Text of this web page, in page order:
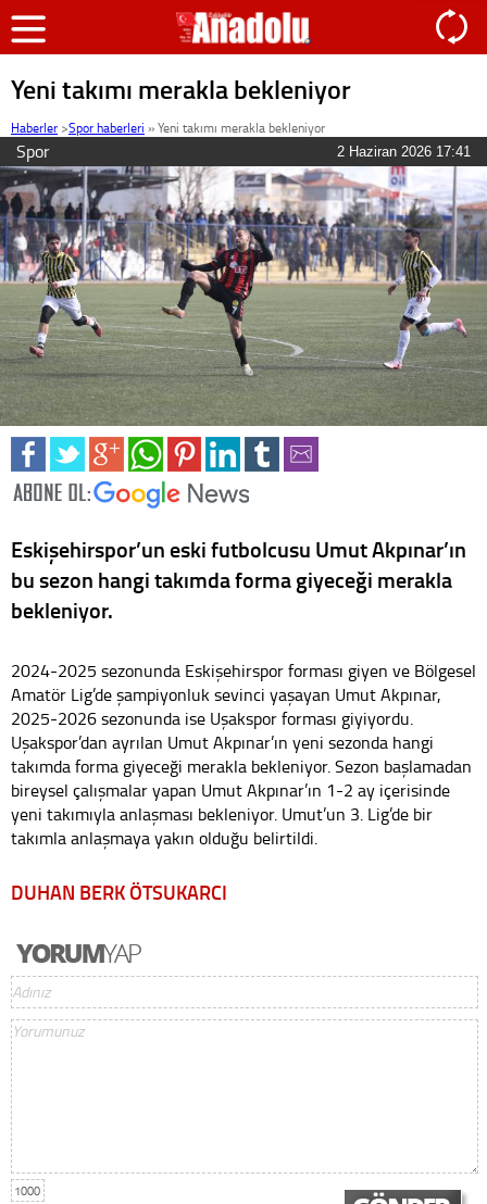
Yeni takımı merakla bekleniyor
Haberler >Spor haberleri »Yeni takımı merakla bekleniyor
Spor 2 Haziran 2026 17:41
Eskişehirspor’un eski futbolcusu Umut Akpınar’ın
bu sezon hangi takımda forma giyeceği merakla
bekleniyor.
2024-2025 sezonunda Eskişehirspor forması giyen ve Bölgesel
Amatör Lig’de şampiyonluk sevinci yaşayan Umut Akpınar,
2025-2026 sezonunda ise Uşakspor forması giyiyordu.
Uşakspor’dan ayrılan Umut Akpınar’ın yeni sezonda hangi
takımda forma giyeceği merakla bekleniyor. Sezon başlamadan
bireysel çalışmalar yapan Umut Akpınar’ın 1-2 ay içerisinde
yeni takımıyla anlaşması bekleniyor. Umut’un 3. Lig’de bir
takımla anlaşmaya yakın olduğu belirtildi.
DUHAN BERK ÖTSUKARCI
1000